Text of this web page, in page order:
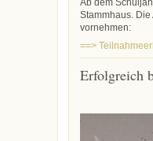
Stammhaus.
vornehmen:
==>
Erfolgreich